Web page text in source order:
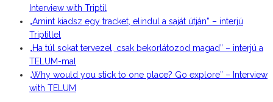
Interview with Triptil
„Amint kiadsz egy tracket, elindul a saját útján” – interjú
Triptillel
„Ha túl sokat tervezel, csak bekorlátozod magad” – interjú a
TELUM-mal
„Why would you stick to one place? Go explore” – Interview
with TELUM